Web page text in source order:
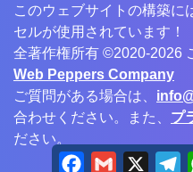
このウェブサイトの構築に
セルが使用されています！
全著作権所有 ©2020-2026
Web Peppers Company
ご質問がある場合は、
合わせください。また、 プ
ださい。
Facebook
Gmail X